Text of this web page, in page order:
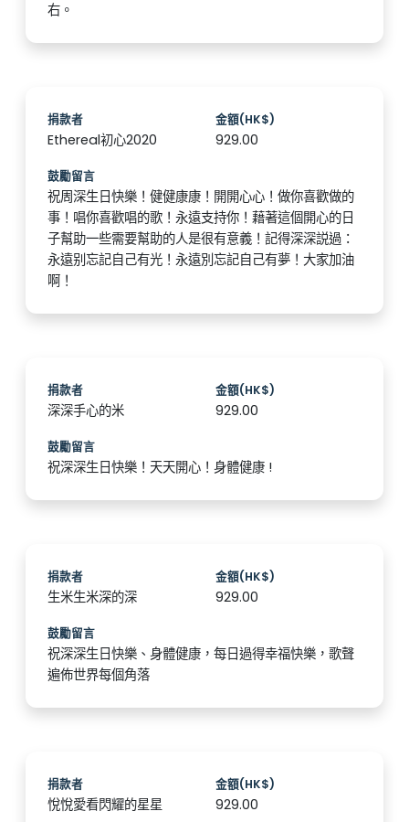
右。
捐款者
Ethereal初心2020
金額(HK$)
929.00
鼓勵留言
祝周深生日快樂！健健康康！開開心心！做你喜歡做的
事！唱你喜歡唱的歌！永遠支持你！藉著這個開心的日
子幫助一些需要幫助的人是很有意義！記得深深説過：
永遠别忘記自己有光！永遠別忘記自己有夢！大家加油
啊！
捐款者
深深手心的米
金額(HK$)
929.00
鼓勵留言
祝深深生日快樂！天天開心！身體健康 !
捐款者
生米生米深的深
金額(HK$)
929.00
鼓勵留言
祝深深生日快樂、身體健康，每日過得幸福快樂，歌聲
遍佈世界每個角落
捐款者
悅悅愛看閃耀的星星
金額(HK$)
929.00